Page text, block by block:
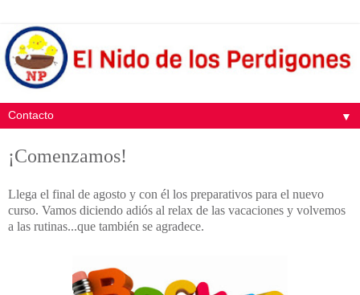
▼
¡Comenzamos!
Llega el final de agosto y con él los preparativos para el nuevo
curso. Vamos diciendo adiós al relax de las vacaciones y volvemos
a las rutinas...que también se agradece.